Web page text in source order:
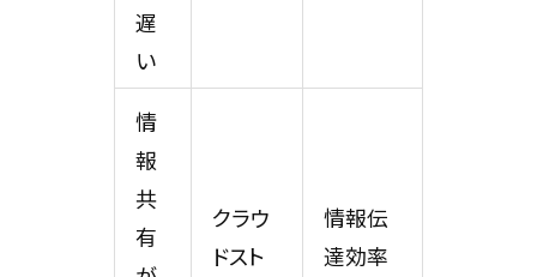
遅
い
情
報
共
有
クラウ
ドスト
情報伝
達効率